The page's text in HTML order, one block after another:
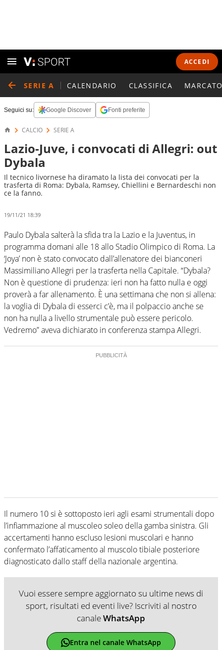
ACCEDI
SERIE A CALENDARIO CLASSIFICA
Seguici su: Google Discover Fonti preferite
CALCIO SERIE A
Lazio-Juve, i convocati di Allegri: out
Dybala
Il tecnico livornese ha diramato la lista dei convocati per la
trasferta di Roma: Dybala, Ramsey, Chiellini e Bernardeschi non
ce la fanno.
19/11/21 18:39
Paulo Dybala salterà la sfida tra la Lazio e la Juventus, in
programma domani alle 18 allo Stadio Olimpico di Roma. La
‘Joya’ non è stato convocato dall’allenatore dei bianconeri
Massimiliano Allegri per la trasferta nella Capitale. “Dybala?
Non è questione di prudenza: ieri non ha fatto nulla e oggi
proverà a far allenamento. È una settimana che non si allena:
la voglia di Dybala di esserci c’è, ma il polpaccio anche se
non ha nulla a livello strumentale può essere pericolo.
Vedremo” aveva dichiarato in conferenza stampa Allegri.
Il numero 10 si è sottoposto ieri agli esami strumentali dopo
l’infiammazione al muscoleo soleo della gamba sinistra. Gli
accertamenti hanno escluso lesioni muscolari e hanno
confermato l’affaticamento al muscolo tibiale posteriore
diagnosticato dallo staff della nazionale argentina.
Vuoi essere sempre aggiornato su ultime news di
sport, risultati ed eventi live? Iscriviti al nostro
canaleWhatsApp
Entra nel canale WhatsApp